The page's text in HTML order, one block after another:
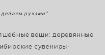
руками"
вещи: деревянные
сувениры-